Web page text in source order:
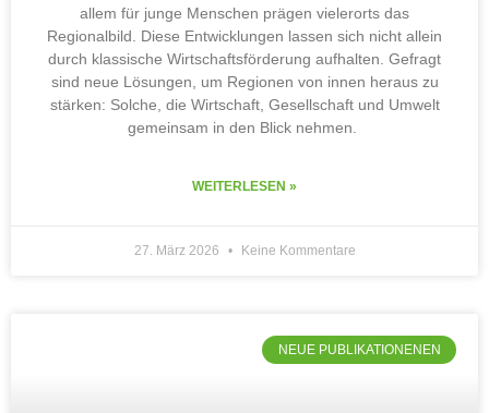
allem für junge Menschen prägen vielerorts das
Regionalbild. Diese Entwicklungen lassen sich nicht allein
durch klassische Wirtschaftsförderung aufhalten. Gefragt
sind neue Lösungen, um Regionen von innen heraus zu
stärken: Solche, die Wirtschaft, Gesellschaft und Umwelt
gemeinsam in den Blick nehmen.
WEITERLESEN »
27. März 2026 Keine Kommentare
NEUE PUBLIKATIONENEN